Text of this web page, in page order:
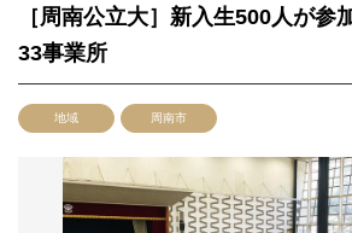
［周南公立大］新入生500人が
33事業所
地域 周南市